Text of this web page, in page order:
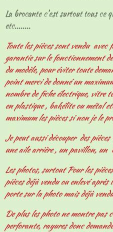
La brocante c'est surtout tous ce
etc........
Toute les pièces sont vendu
garantie sur le fonctionnement
du modèle, pour éviter toute
point merci de donné un
nombre de fiche électrique, vitre
en plastique , bakélite ou métal
maximum les pièces si non je le
Je peut aussi découper des
une aile arrière , un pavillon, un
Les photos, surtout Pour les
pièces déjà vendu ou enlevé
porte sur la photo mais déjà
De plus les photo ne montre pas
perforante, rayures donc